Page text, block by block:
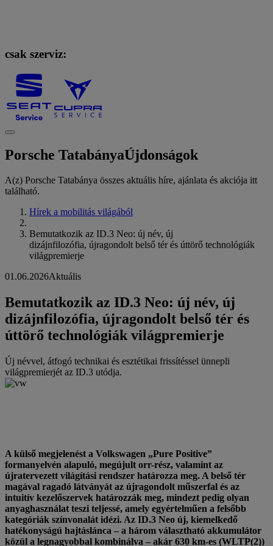
csak szerviz:
Porsche TatabányaÚjdonságok
A(z) Porsche Tatabánya összes aktuális híre, ajánlata és akciója itt
található.
Hírek a mobilitás világából
Bemutatkozik az ID.3 Neo: új név, új
dizájnfilozófia, újragondolt belső tér és úttörő technológiák
világpremierje
01.06.2026Aktuális
Bemutatkozik az ID.3 Neo: új név, új
dizájnfilozófia, újragondolt belső tér és
úttörő technológiák világpremierje
Új névvel, átfogó technikai és esztétikai frissítéssel ünnepli
világpremierjét az ID.3 utódja.
A külső megjelenést a Volkswagen „Pure Positive”
formanyelvén alapuló, megújult orr-rész, valamint az
újratervezett világítási rendszer határozza meg. A belső tér
magával ragadó látványát az újragondolt műszerfal és az
intuitív kezelőszervek határozzák meg, mindezt pedig olyan
anyaghasználat teszi teljessé, amely egyértelműen a felsőbb
kategóriák színvonalát idézi. Az ID.3 Neo új, kiemelkedő
hatékonyságú hajtáslánca – a három választható akkumulátor
közül a legnagyobbal kombinálva – akár 630 km-es (WLTP(2))